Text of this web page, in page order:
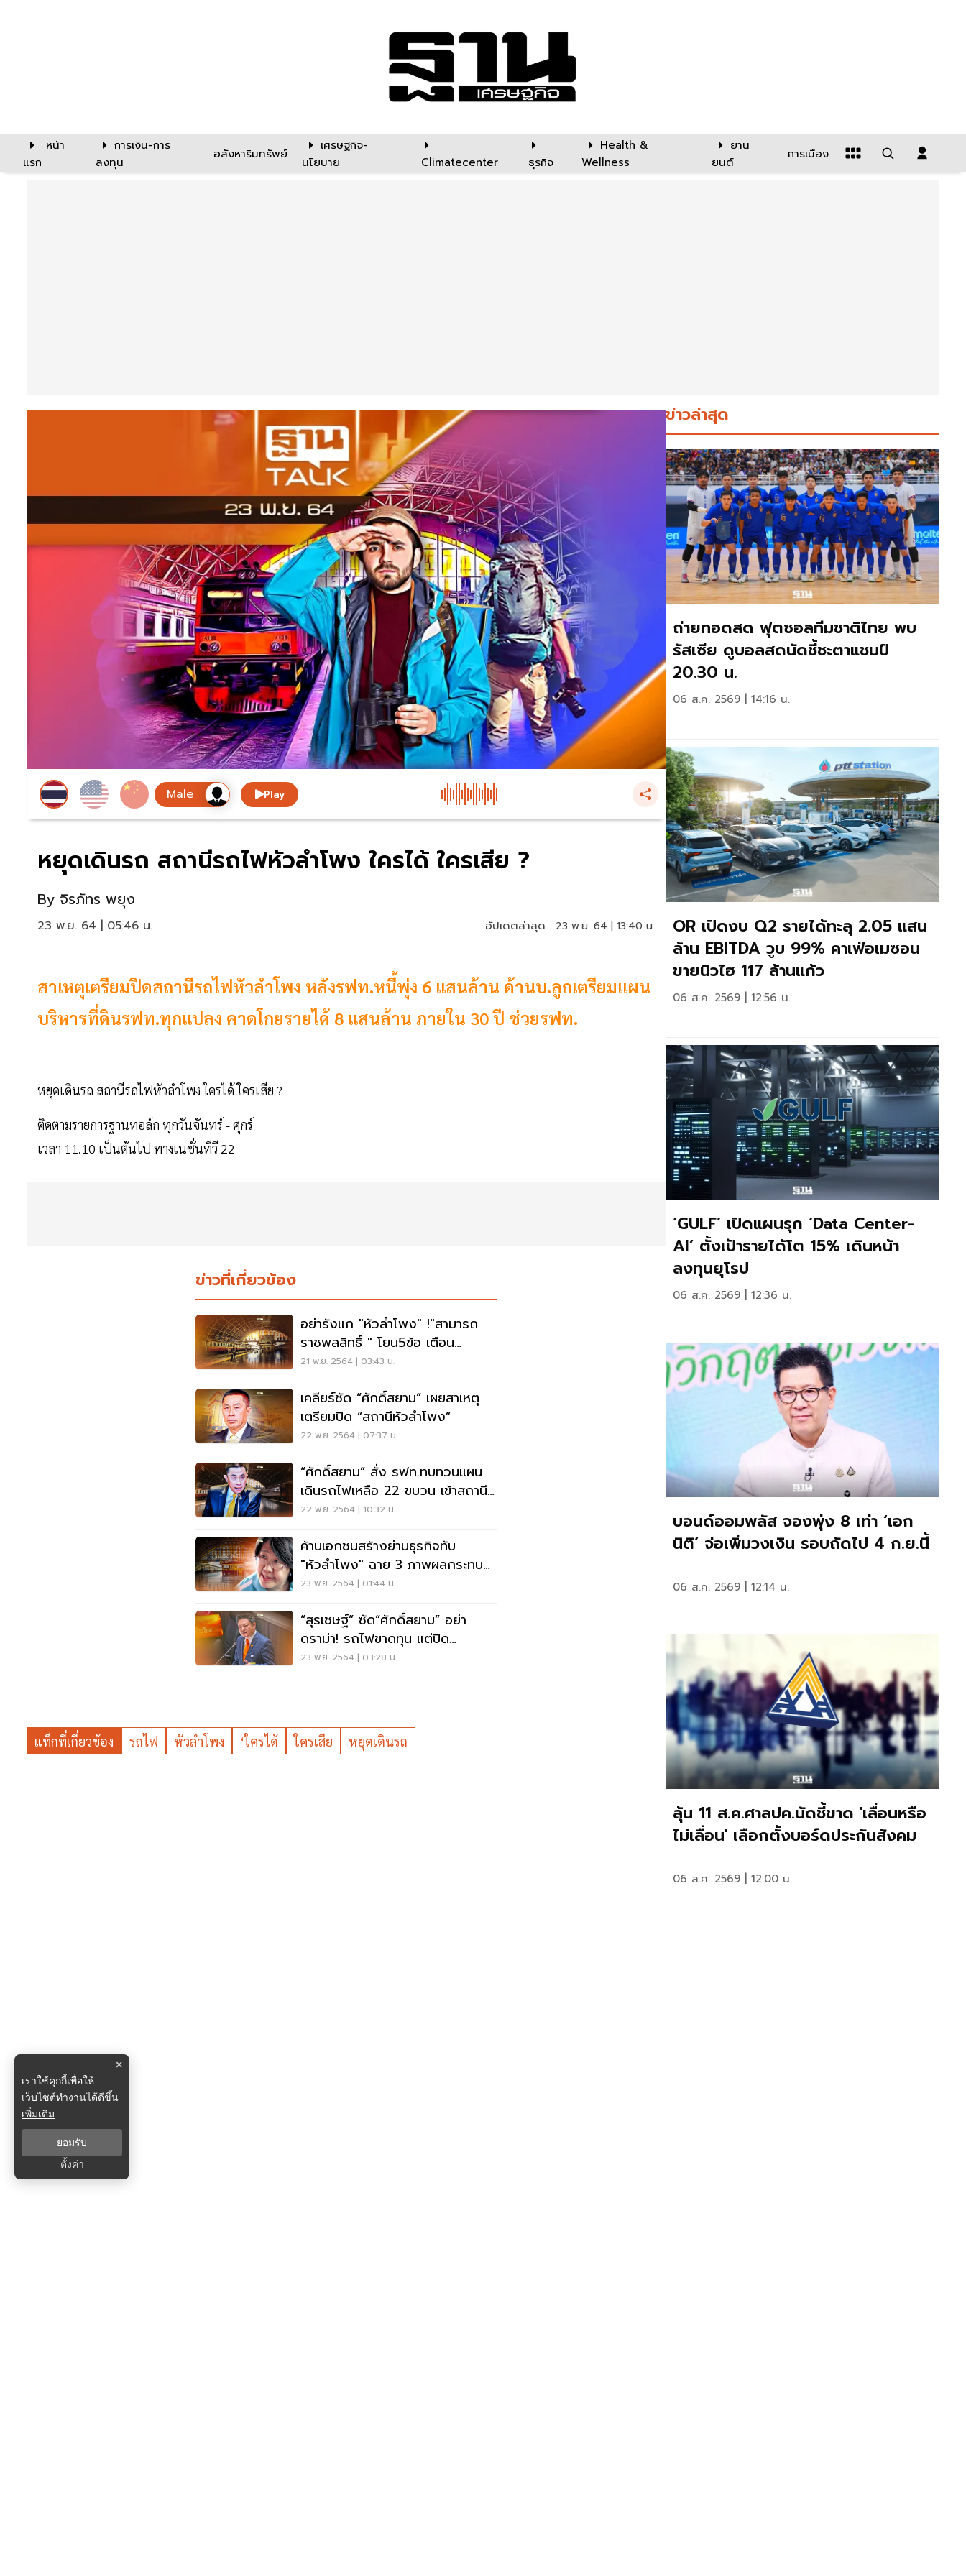
หน้า
แรก
การเงิน-การ
ลงทุน
อสังหาริมทรัพย์
เศรษฐกิจ-
นโยบาย
Climatecenter ธุรกิจ
Health &
Wellness
ยาน
ยนต์
การเมือง
Play
หยุดเดินรถ สถานีรถไฟหัวลำโพง ใครได้ ใครเสีย ?
By จิรภัทร พยุง
23 พ.ย. 64 | 05:46 น. อัปเดตล่าสุด : 23 พ.ย. 64 | 13:40 น.
สาเหตุเตรียมปิดสถานีรถไฟหัวลำโพง หลังรฟท.หนี้พุ่ง 6 แสนล้าน ด้านบ.ลูกเตรียมแผน
บริหารที่ดินรฟท.ทุกแปลง คาดโกยรายได้ 8 แสนล้าน ภายใน 30 ปี ช่วยรฟท.
หยุดเดินรถ สถานีรถไฟหัวลำโพง ใครได้ ใครเสีย ?
ติดตามรายการฐานทอล์ก ทุกวันจันทร์ - ศุกร์
เวลา 11.10 เป็นต้นไป ทางเนชั่นทีวี 22
ข่าวที่เกี่ยวข้อง
อย่ารังแก "หัวลำโพง" !"สามารถ
ราชพลสิทธิ์ " โยน5ข้อ เตือน
กระทรวงคมนาคม
21 พ.ย. 2564 | 03:43 น.
เคลียร์ชัด “ศักดิ์สยาม” เผยสาเหตุ
เตรียมปิด “สถานีหัวลำโพง”
22 พ.ย. 2564 | 07:37 น.
“ศักดิ์สยาม” สั่ง รฟท.ทบทวนแผน
เดินรถไฟเหลือ 22 ขบวน เข้าสถานี
หัวลำโพง
22 พ.ย. 2564 | 10:32 น.
ค้านเอกชนสร้างย่านธุรกิจทับ
"หัวลำโพง" ฉาย 3 ภาพผลกระทบ
หลังปิดหัวลำโพง
23 พ.ย. 2564 | 01:44 น.
“สุรเชษฐ์” ซัด“ศักดิ์สยาม” อย่า
ดราม่า! รถไฟขาดทุน แต่ปิด
หัวลำโพง
23 พ.ย. 2564 | 03:28 น.
แท็กที่เกี่ยวข้อง รถไฟ หัวลำโพง ‘ใครได้ ใครเสีย หยุดเดินรถ
ข่าวล่าสุด
ถ่ายทอดสด ฟุตซอลทีมชาติไทย พบ
รัสเซีย ดูบอลสดนัดชี้ชะตาแชมป์
20.30 น.
06 ส.ค. 2569 | 14:16 น.
OR เปิดงบ Q2 รายได้ทะลุ 2.05 แสน
ล้าน EBITDA วูบ 99% คาเฟ่อเมซอน
ขายนิวไฮ 117 ล้านแก้ว
06 ส.ค. 2569 | 12:56 น.
‘GULF’ เปิดแผนรุก ‘Data Center-
AI’ ตั้งเป้ารายได้โต 15% เดินหน้า
ลงทุนยุโรป
06 ส.ค. 2569 | 12:36 น.
บอนด์ออมพลัส จองพุ่ง 8 เท่า ‘เอก
นิติ’ จ่อเพิ่มวงเงิน รอบถัดไป 4 ก.ย.นี้
06 ส.ค. 2569 | 12:14 น.
ลุ้น 11 ส.ค.ศาลปค.นัดชี้ขาด 'เลื่อนหรือ
ไม่เลื่อน' เลือกตั้งบอร์ดประกันสังคม
06 ส.ค. 2569 | 12:00 น.
×
เราใช้คุกกี้เพื่อให้
เว็บไซต์ทำงานได้ดีขึ้น
เพิ่มเติม
ยอมรับ
ตั้งค่า